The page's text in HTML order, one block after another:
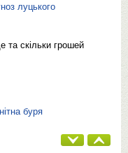
луцького
та скільки грошей
буря